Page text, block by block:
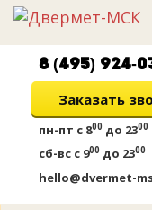
8 (495) 924-
Заказать
пн-пт с 800 до 2300
сб-вс с 900 до 2300
hello@dvermet-